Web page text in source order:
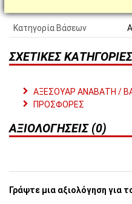
Κατηγορία Βάσεων
ΣΧΕΤΙΚΈΣ ΚΑΤΗΓΟΡΊΕΣ
ΑΞΕΣΟΥΑΡ ΑΝΑΒΑΤΗ /
ΠΡΟΣΦΟΡΕΣ
ΑΞΙΟΛΟΓΉΣΕΙΣ (0)
Γράψτε μια αξιολόγηση για